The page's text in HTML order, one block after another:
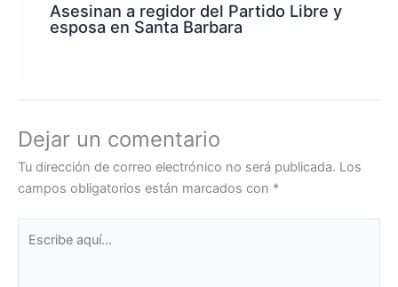
Asesinan a regidor del Partido Libre y
esposa en Santa Barbara
Dejar un comentario
Tu dirección de correo electrónico no será publicada. Los
campos obligatorios están marcados con *
aquí...